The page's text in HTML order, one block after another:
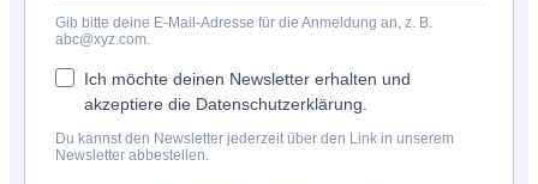
Gib bitte deine E-Mail-Adresse für die Anmeldung an, z. B.
abc@xyz.com.
Ich möchte deinen Newsletter erhalten und
akzeptiere die Datenschutzerklärung.
Du kannst den Newsletter jederzeit über den Link in unserem
Newsletter abbestellen.